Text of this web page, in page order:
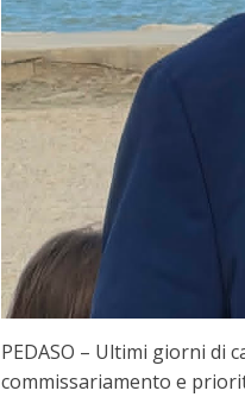
PEDASO – Ultimi giorni di
commissariamento e